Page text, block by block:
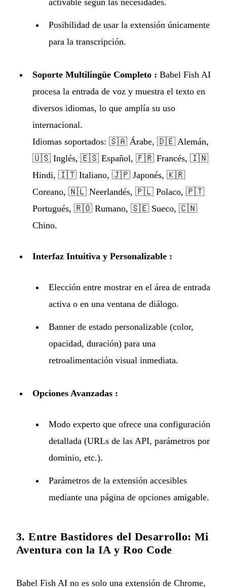
activable según las necesidades.
Posibilidad de usar la extensión únicamente
para la transcripción.
Soporte Multilingüe Completo : Babel Fish AI
procesa la entrada de voz y muestra el texto en
diversos idiomas, lo que amplía su uso
internacional.
Idiomas soportados: 🇸🇦 Árabe, 🇩🇪 Alemán,
🇺🇸 Inglés, 🇪🇸 Español, 🇫🇷 Francés, 🇮🇳
Hindi, 🇮🇹 Italiano, 🇯🇵 Japonés, 🇰🇷
Coreano, 🇳🇱 Neerlandés, 🇵🇱 Polaco, 🇵🇹
Portugués, 🇷🇴 Rumano, 🇸🇪 Sueco, 🇨🇳
Chino.
Interfaz Intuitiva y Personalizable :
Elección entre mostrar en el área de entrada
activa o en una ventana de diálogo.
Banner de estado personalizable (color,
opacidad, duración) para una
retroalimentación visual inmediata.
Opciones Avanzadas :
Modo experto que ofrece una configuración
detallada (URLs de las API, parámetros por
dominio, etc.).
Parámetros de la extensión accesibles
mediante una página de opciones amigable.
3. Entre Bastidores del Desarrollo: Mi
Aventura con la IA y Roo Code
Babel Fish AI no es solo una extensión de Chrome,